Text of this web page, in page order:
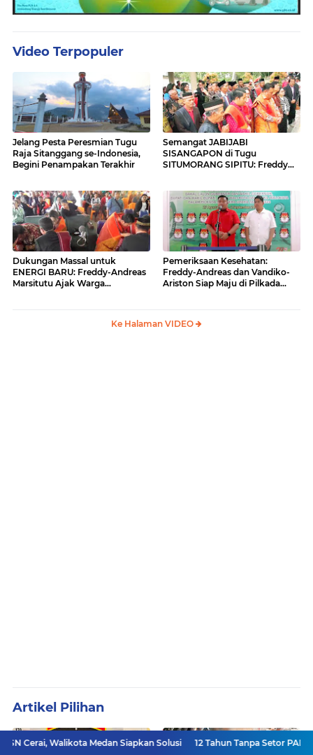
Video Terpopuler
Jelang Pesta Peresmian Tugu
Raja Sitanggang se-Indonesia,
Begini Penampakan Terakhir
Semangat JABIJABI
SISANGAPON di Tugu
SITUMORANG SIPITU: Freddy
Dukungan Massal untuk
ENERGI BARU: Freddy-Andreas
Marsitutu Ajak Warga
Pemeriksaan Kesehatan:
Freddy-Andreas dan Vandiko-
Ariston Siap Maju di Pilkada
Ke Halaman VIDEO
Artikel Pilihan
Medan Siapkan Solusi 12 Tahun Tanpa Setor PAD, PD AIJ